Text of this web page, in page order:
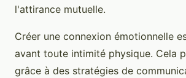
l'attirance mutuelle.
Créer une connexion émotionnelle
avant toute intimité physique. Cela
grâce à des stratégies de